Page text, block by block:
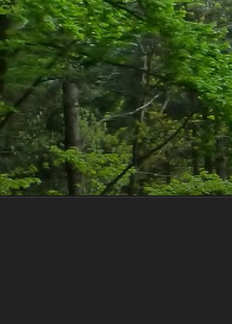
Zum
Inhalt
springen